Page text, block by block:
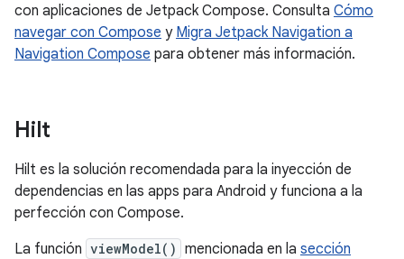
con aplicaciones de Jetpack Compose. Consulta Cómo
navegar con Compose y Migra Jetpack Navigation a
Navigation Compose para obtener más información.
Hilt
Hilt es la solución recomendada para la inyección de
dependencias en las apps para Android y funciona a la
perfección con Compose.
La función viewModel() mencionada en la sección